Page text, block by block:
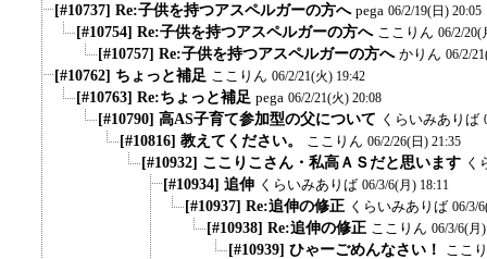
[#10737] Re:子供を持つアスペルガーの方へ pega 06/2/19(日) 20:05
[#10754] Re:子供を持つアスペルガーの方へ ここりん 06/2/20(
[#10757] Re:子供を持つアスペルガーの方へ かりん 06/2/
[#10762] ちょっと補足 ここりん 06/2/21(火) 19:42
[#10763] Re:ちょっと補足 pega 06/2/21(火) 20:08
[#10790] 高AS子育て参加型の父について くらいみありば
[#10816] 教えてください。 ここりん 06/2/26(日) 21:35
[#10932] ここりこさん・私高ＡＳだと思います く
[#10934] 追伸 くらいみありば 06/3/6(月) 18:11
[#10937] Re:追伸の修正 くらいみありば 06/3/
[#10938] Re:追伸の修正 ここりん 06/3/6(月
[#10939] ひゃーごめんなさい！ ここ